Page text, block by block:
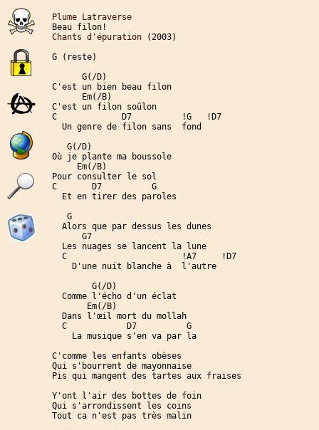
Plume Latraverse
Chants d'épuration (2003)
G (reste)
      G(/D)
C'est un bien beau filon
      Em(/B)
C'est un filon soûlon
C             D7          !G   !D7
  Un genre de filon sans  fond
   G(/D)
Où je plante ma boussole
     Em(/B)
Pour consulter le sol
C       D7          G
  Et en tirer des paroles
   G
  Alors que par dessus les dunes
      G7
  Les nuages se lancent la lune
  C                       !A7     !D7
    D'une nuit blanche à  l'autre
        G(/D)
  Comme l'écho d'un éclat
       Em(/B)
  Dans l'œil mort du mollah
  C            D7          G
    La musique s'en va par la
C'comme les enfants obèses
Qui s'bourrent de mayonnaise
Pis qui mangent des tartes aux fraises
Y'ont l'air des bottes de foin
Qui s'arrondissent les coins
Tout ca n'est pas très malin